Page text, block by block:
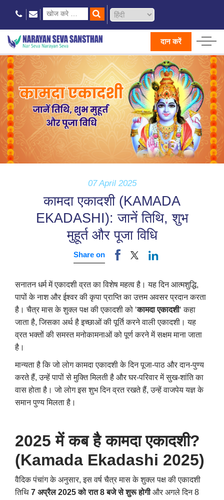
दान करें
07 April 2025
कामदा एकादशी (KAMADA
EKADASHI): जानें तिथि, शुभ
मुहूर्त और पूजा विधि
Share on
सनातन धर्म में एकादशी व्रत का विशेष महत्व है। यह दिन आत्मशुद्धि,
पापों के नाश और ईश्वर की कृपा प्राप्ति का उत्तम अवसर प्रदान करता
है। चैत्र मास के शुक्ल पक्ष की एकादशी को ‘कामदा एकादशी‘ कहा
जाता है, जिसका अर्थ है इच्छाओं की पूर्ति करने वाली एकादशी। यह
व्रत भक्तों की समस्त मनोकामनाओं को पूर्ण करने में सक्षम माना जाता
है।
मान्यता है कि जो लोग कामदा एकादशी के दिन पूजा-पाठ और दान-पुण्य
करते हैं, उन्हें पापों से मुक्ति मिलती है और घर-परिवार में सुख-शांति का
वास होता है। जो लोग इस शुभ दिन व्रत रखते हैं, उन्हें वाजपेय यज्ञ के
समान पुण्य मिलता है।
2025 में कब है कामदा एकादशी?
(Kamada Ekadashi 2025)
वैदिक पंचांग के अनुसार, इस वर्ष चैत्र मास के शुक्ल पक्ष की एकादशी
तिथि 7 अप्रैल 2025 को रात 8 बजे से शुरू होगीऔर अगले दिन 8